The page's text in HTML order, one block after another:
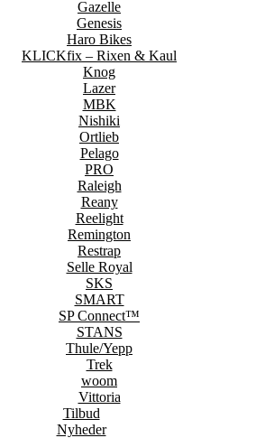
Gazelle
Genesis
Haro Bikes
KLICKfix – Rixen & Kaul
Knog
Lazer
MBK
Nishiki
Ortlieb
Pelago
PRO
Raleigh
Reany
Reelight
Remington
Restrap
Selle Royal
SKS
SMART
SP Connect™
STANS
Thule/Yepp
Trek
woom
Vittoria
Tilbud
Nyheder